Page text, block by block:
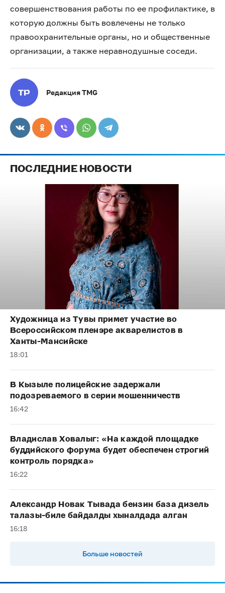
совершенствования работы по ее профилактике, в
которую должны быть вовлечены не только
правоохранительные органы, но и общественные
организации, а также неравнодушные соседи.
Редакция TMG
ПОСЛЕДНИЕ НОВОСТИ
Художница из Тувы примет участие во
Всероссийском пленэре акварелистов в
Ханты-Мансийске
18:01
В Кызыле полицейские задержали
подозреваемого в серии мошенничеств
16:42
Владислав Ховалыг: «На каждой площадке
буддийского форума будет обеспечен строгий
контроль порядка»
16:22
Александр Новак Тывада бензин база дизель
талазы-биле байдалды хыналдада алган
16:18
Больше новостей